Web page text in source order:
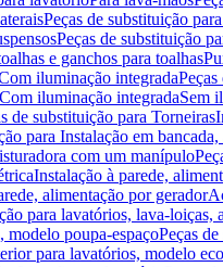
Peças de substituição
Peças de substituição
e ganchos para toalhas
iluminação integrada
iluminação integradaSem
de substituição para Torneiras
para Instalação em
com um manípulo
Instalação à parede,
alimentação por gerador
para lavatórios, lava-loiças,
modelo poupa-espaçoPeças
para lavatórios, modelo